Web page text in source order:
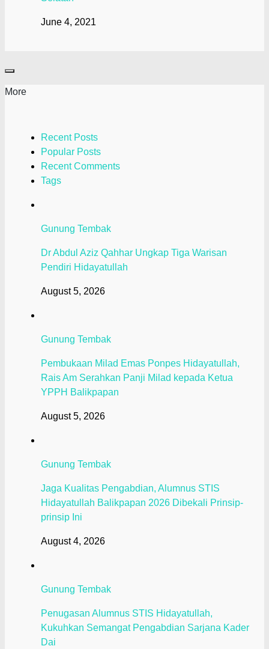
June 4, 2021
More
Recent Posts
Popular Posts
Recent Comments
Tags
Gunung Tembak
Dr Abdul Aziz Qahhar Ungkap Tiga Warisan
Pendiri Hidayatullah
August 5, 2026
Gunung Tembak
Pembukaan Milad Emas Ponpes Hidayatullah,
Rais Am Serahkan Panji Milad kepada Ketua
YPPH Balikpapan
August 5, 2026
Gunung Tembak
Jaga Kualitas Pengabdian, Alumnus STIS
Hidayatullah Balikpapan 2026 Dibekali Prinsip-
prinsip Ini
August 4, 2026
Gunung Tembak
Penugasan Alumnus STIS Hidayatullah,
Kukuhkan Semangat Pengabdian Sarjana Kader
Dai